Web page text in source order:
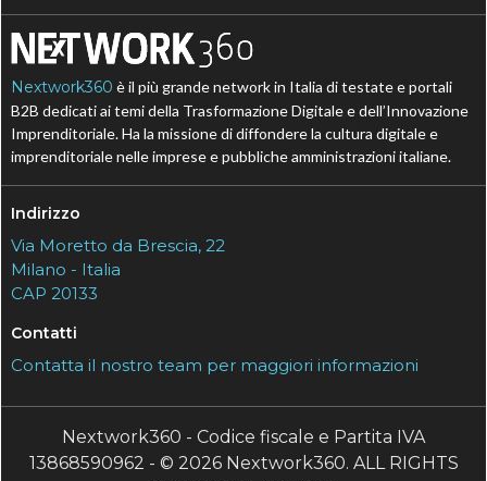
Nextwork360 è il più grande network in Italia di testate e portali
B2B dedicati ai temi della Trasformazione Digitale e dell’Innovazione
Imprenditoriale. Ha la missione di diffondere la cultura digitale e
imprenditoriale nelle imprese e pubbliche amministrazioni italiane.
Indirizzo
Via Moretto da Brescia, 22
Milano - Italia
CAP 20133
Contatti
Contatta il nostro team per maggiori informazioni
Nextwork360 - Codice fiscale e Partita IVA
13868590962 - © 2026 Nextwork360. ALL RIGHTS